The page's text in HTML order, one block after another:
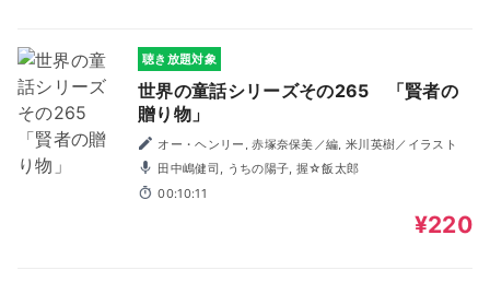
聴き放題対象
世界の童話シリーズその265 「賢者の
贈り物」
オー・ヘンリー, 赤塚奈保美／編, 米川英樹／イラスト
田中嶋健司, うちの陽子, 握☆飯太郎
00:10:11
¥220